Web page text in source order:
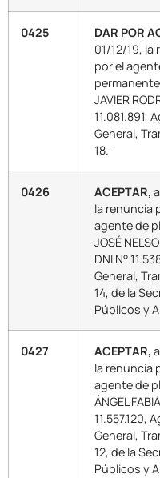
0425 DAR POR
01/12/19,
por el
permanente
JAVIER
11.081.891,
General,
18.-
0426 ACEPTAR,
la renuncia
agente de
JOSÉ
DNI N°
General,
14, de la
Públicos y
0427 ACEPTAR,
la renuncia
agente de
ÁNGEL
11.557.120,
General,
12, de la
Públicos y